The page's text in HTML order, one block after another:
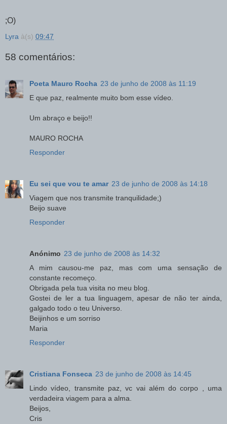
;O)
Lyra à(s) 09:47
58 comentários:
Poeta Mauro Rocha 23 de junho de 2008 às 11:19
E que paz, realmente muito bom esse vídeo.
Um abraço e beijo!!
MAURO ROCHA
Responder
Eu sei que vou te amar 23 de junho de 2008 às 14:18
Viagem que nos transmite tranquilidade;)
Beijo suave
Responder
Anónimo 23 de junho de 2008 às 14:32
A mim causou-me paz, mas com uma sensação de
constante recomeço.
Obrigada pela tua visita no meu blog.
Gostei de ler a tua linguagem, apesar de não ter ainda,
galgado todo o teu Universo.
Beijinhos e um sorriso
Maria
Responder
Cristiana Fonseca 23 de junho de 2008 às 14:45
Lindo vídeo, transmite paz, vc vai além do corpo , uma
verdadeira viagem para a alma.
Beijos,
Cris